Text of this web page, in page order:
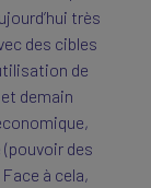
très
des cibles
de
demain
(pouvoir des
à cela,